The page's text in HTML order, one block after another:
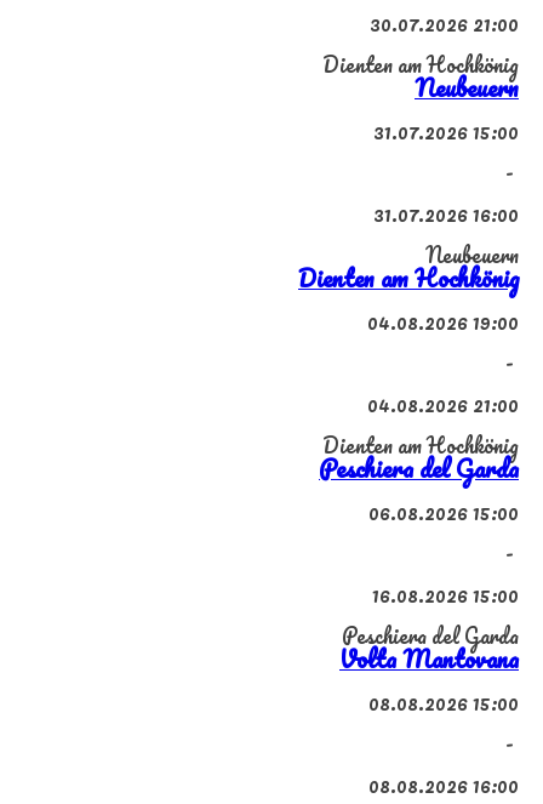
30.07.2026 21:00
Dienten am Hochkönig
Neubeuern
31.07.2026 15:00
-
31.07.2026 16:00
Neubeuern
Dienten am Hochkönig
04.08.2026 19:00
-
04.08.2026 21:00
Dienten am Hochkönig
Peschiera del Garda
06.08.2026 15:00
-
16.08.2026 15:00
Peschiera del Garda
Volta Mantovana
08.08.2026 15:00
-
08.08.2026 16:00